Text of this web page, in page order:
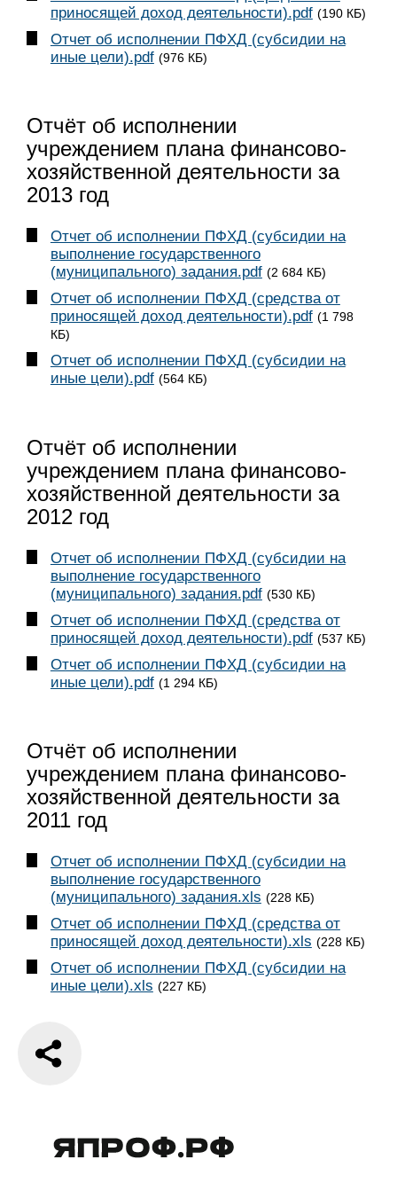
приносящей доход деятельности).pdf (190 КБ)
Отчет об исполнении ПФХД (субсидии на
иные цели).pdf (976 КБ)
Отчёт об исполнении
учреждением плана финансово-
хозяйственной деятельности за
2013 год
Отчет об исполнении ПФХД (субсидии на
выполнение государственного
(муниципального) задания.pdf (2 684 КБ)
Отчет об исполнении ПФХД (средства от
приносящей доход деятельности).pdf (1 798
КБ)
Отчет об исполнении ПФХД (субсидии на
иные цели).pdf (564 КБ)
Отчёт об исполнении
учреждением плана финансово-
хозяйственной деятельности за
2012 год
Отчет об исполнении ПФХД (субсидии на
выполнение государственного
(муниципального) задания.pdf (530 КБ)
Отчет об исполнении ПФХД (средства от
приносящей доход деятельности).pdf (537 КБ)
Отчет об исполнении ПФХД (субсидии на
иные цели).pdf (1 294 КБ)
Отчёт об исполнении
учреждением плана финансово-
хозяйственной деятельности за
2011 год
Отчет об исполнении ПФХД (субсидии на
выполнение государственного
(муниципального) задания.xls (228 КБ)
Отчет об исполнении ПФХД (средства от
приносящей доход деятельности).xls (228 КБ)
Отчет об исполнении ПФХД (субсидии на
иные цели).xls (227 КБ)